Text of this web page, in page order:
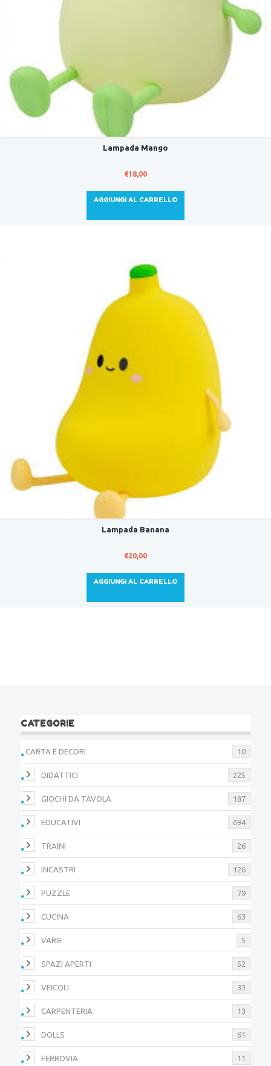
Lampada Mango
€18,00
AGGIUNGI AL CARRELLO
Lampada Banana
€20,00
AGGIUNGI AL CARRELLO
CATEGORIE
CARTA E DECORI 10
DIDATTICI 225
GIOCHI DA TAVOLA 187
EDUCATIVI 694
TRAINI 26
INCASTRI 126
PUZZLE 79
CUCINA 63
VARIE 5
SPAZI APERTI 52
VEICOLI 33
CARPENTERIA 13
DOLLS 61
FERROVIA 11